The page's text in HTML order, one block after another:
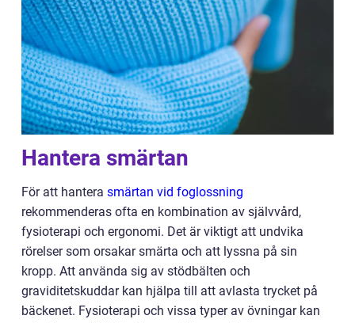
Hantera smärtan
För att hantera smärtan vid foglossning
rekommenderas ofta en kombination av självvård,
fysioterapi och ergonomi. Det är viktigt att undvika
rörelser som orsakar smärta och att lyssna på sin
kropp. Att använda sig av stödbälten och
graviditetskuddar kan hjälpa till att avlasta trycket på
bäckenet. Fysioterapi och vissa typer av övningar kan